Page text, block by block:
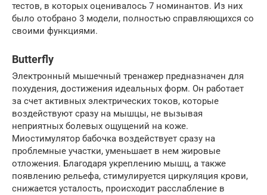
тестов, в которых оценивалось 7 номинантов. Из них
было отобрано 3 модели, полностью справляющихся со
своими функциями.
Butterfly
Электронный мышечный тренажер предназначен для
похудения, достижения идеальных форм. Он работает
за счет активных электрических токов, которые
воздействуют сразу на мышцы, не вызывая
неприятных болевых ощущений на коже.
Миостимулятор бабочка воздействует сразу на
проблемные участки, уменьшает в нем жировые
отложения. Благодаря укреплению мышц, а также
появлению рельефа, стимулируется циркуляция крови,
снижается усталость, происходит расслабление в